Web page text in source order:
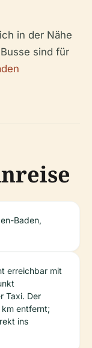
in der Nähe
sind für
Baden,
erreichbar mit
Taxi. Der
entfernt;
ins